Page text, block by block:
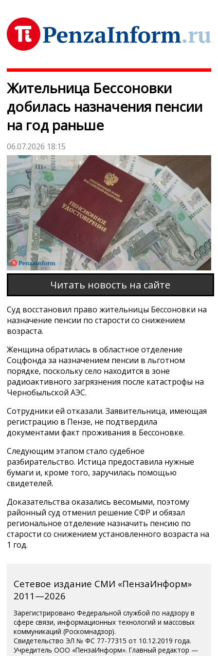
Жительница Бессоновки
добилась назначения пенсии
на год раньше
06.07.2026 18:15
Читать новость на сайте
Суд восстановил право жительницы Бессоновки на
назначение пенсии по старости со снижением
возраста.
Женщина обратилась в областное отделение
Соцфонда за назначением пенсии в льготном
порядке, поскольку село находится в зоне
радиоактивного загрязнения после катастрофы на
Чернобыльской АЭС.
Сотрудники ей отказали. Заявительница, имеющая
регистрацию в Пензе, не подтвердила
документами факт проживания в Бессоновке.
Следующим этапом стало судебное
разбирательство. Истица предоставила нужные
бумаги и, кроме того, заручилась помощью
свидетелей.
Доказательства оказались весомыми, поэтому
районный суд отменил решение СФР и обязал
региональное отделение назначить пенсию по
старости со снижением установленного возраста на
1 год.
Сетевое издание СМИ «ПензаИнформ»
2011—2026
Зарегистрировано Федеральной службой по надзору в
сфере связи, информационных технологий и массовых
коммуникаций (Роскомнадзор).
Свидетельство ЭЛ № ФС 77-77315 от 10.12.2019 года.
Учредитель ООО «ПензаИнформ». Главный редактор —